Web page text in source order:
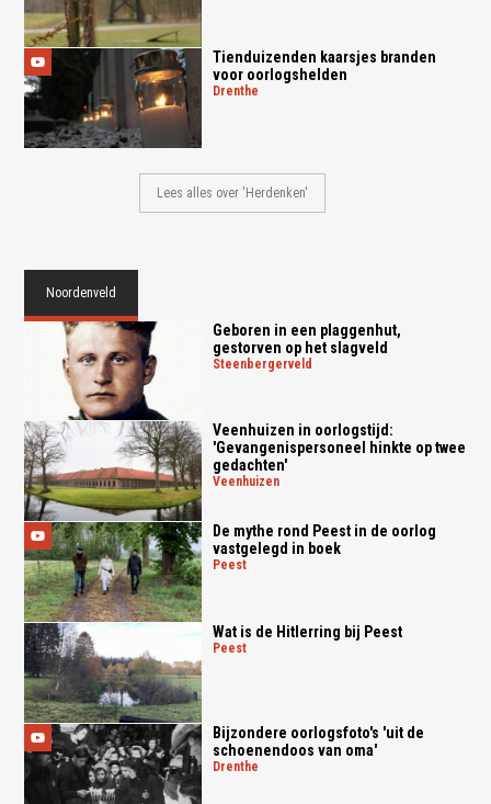
Tienduizenden kaarsjes branden
voor oorlogshelden
drenthe
Lees alles over 'Herdenken'
Noordenveld
Geboren in een plaggenhut,
gestorven op het slagveld
steenbergerveld
Veenhuizen in oorlogstijd:
'Gevangenispersoneel hinkte op twee
gedachten'
veenhuizen
De mythe rond Peest in de oorlog
vastgelegd in boek
peest
Wat is de Hitlerring bij Peest
peest
Bijzondere oorlogsfoto's 'uit de
schoenendoos van oma'
drenthe